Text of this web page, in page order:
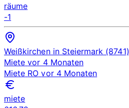
räume
-1
Weißkirchen in Steiermark (8741)
Miete vor 4 Monaten
Miete RO vor 4 Monaten
miete